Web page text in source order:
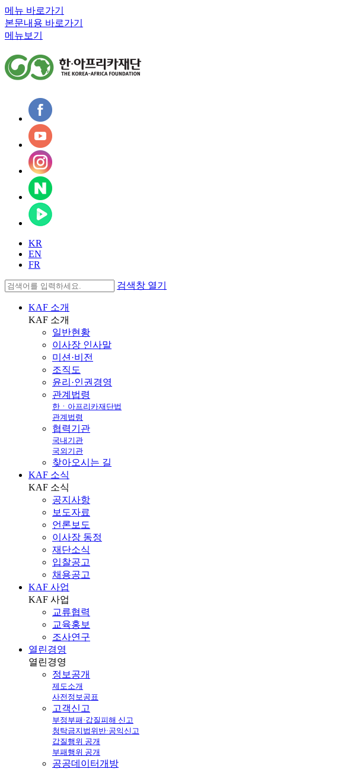
메뉴 바로가기
본문내용 바로가기
메뉴보기
KR
EN
FR
검색창 열기
KAF 소개
KAF 소개
일반현황
이사장 인사말
미션·비전
조직도
윤리·인권경영
관계법령
한ㆍ아프리카재단법
관계법령
협력기관
국내기관
국외기관
찾아오시는 길
KAF 소식
KAF 소식
공지사항
보도자료
언론보도
이사장 동정
재단소식
입찰공고
채용공고
KAF 사업
KAF 사업
교류협력
교육홍보
조사연구
열린경영
열린경영
정보공개
제도소개
사전정보공표
고객신고
부정부패·갑질피해 신고
청탁금지법위반·공익신고
갑질행위 공개
부패행위 공개
공공데이터개방